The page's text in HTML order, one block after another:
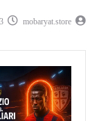
mobaryat.store